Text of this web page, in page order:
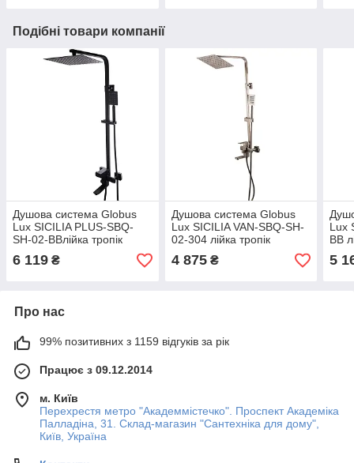
Подібні товари компанії
Душова система Globus
Lux SICILIA PLUS-SBQ-
SH-02-BBлійка тропік
виливом нержавіюча
6 119 ₴
Душова система Globus
Lux SICILIA VAN-SBQ-SH-
02-304 лійка тропік
виливом нержавіюча
4 875₴
Lux
BB
5
Про нас
99% позитивних з 1159 відгуків за рік
Працює з 09.12.2014
м. Київ
Перехрестя метро "Академмістечко". Проспект Академіка
Палладіна, 31. Склад-магазин "Сантехніка для дому",
Київ, Україна